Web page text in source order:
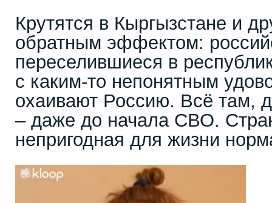
Крутятся в Кыргызстане и
обратным эффектом:
переселившиеся в
с каким-то непонятным
охаивают Россию. Всё там,
– даже до начала СВО.
непригодная для жизни